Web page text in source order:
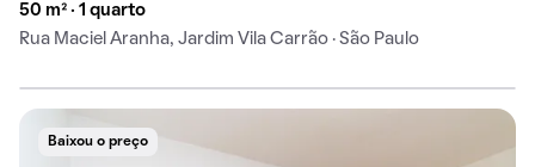
50 m² · 1 quarto
Rua Maciel Aranha, Jardim Vila Carrão · São Paulo
Baixou o preço